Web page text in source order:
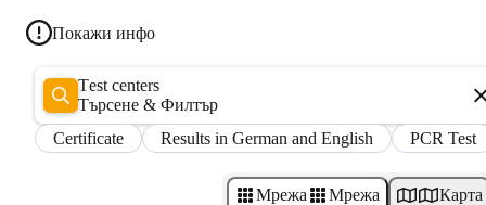
Покажи инфо
Test centers
Търсене & Филтър
Certificate
Results in German and English PCR Test
Мрежа Мрежа Карта